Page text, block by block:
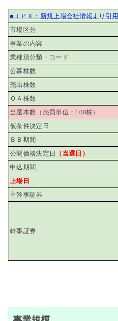
■ＪＰＸ：新規上場会社情報より引用
市場区分
事業の内容
業種別分類・コード
公募株数
売出株数
ＯＡ株数
当選本数（売買単位：100株）
仮条件決定日
ＢＢ期間
公開価格決定日
（当選日）
申込期間
上場日
主幹事証券
幹事証券